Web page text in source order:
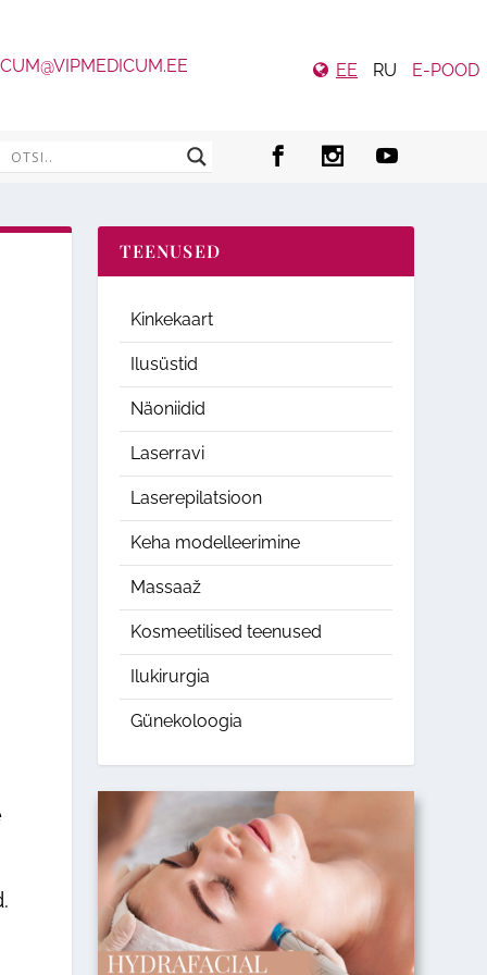
EE RU E-POOD
TEENUSED
Kinkekaart
Ilusüstid
Näoniidid
Laserravi
Laserepilatsioon
Keha modelleerimine
Massaaž
Kosmeetilised teenused
Ilukirurgia
Günekoloogia